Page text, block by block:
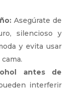
Asegúrate de
silencioso y
y evita usar
antes de
interferir